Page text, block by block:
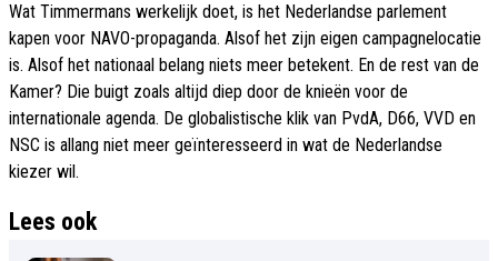
Wat Timmermans werkelijk doet, is het Nederlandse parlement
kapen voor NAVO-propaganda. Alsof het zijn eigen campagnelocatie
is. Alsof het nationaal belang niets meer betekent. En de rest van de
Kamer? Die buigt zoals altijd diep door de knieën voor de
internationale agenda. De globalistische klik van PvdA, D66, VVD en
NSC is allang niet meer geïnteresseerd in wat de Nederlandse
kiezer wil.
Lees ook